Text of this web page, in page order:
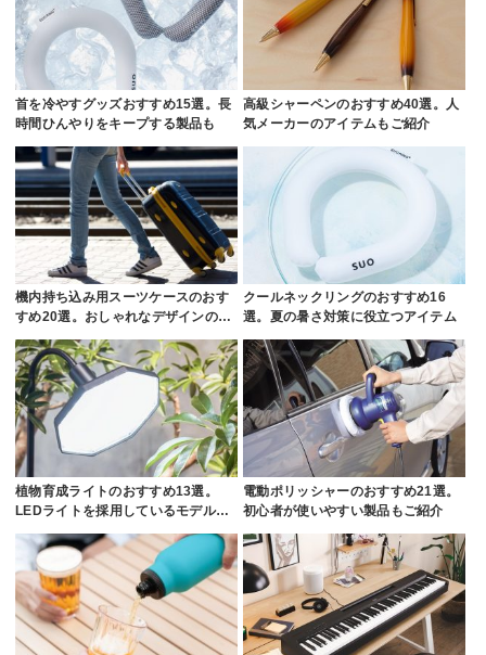
首を冷やすグッズおすすめ15選。長
時間ひんやりをキープする製品も
高級シャーペンのおすすめ40選。人
気メーカーのアイテムもご紹介
機内持ち込み用スーツケースのおす
すめ20選。おしゃれなデザインの…
クールネックリングのおすすめ16
選。夏の暑さ対策に役立つアイテム
植物育成ライトのおすすめ13選。
LEDライトを採用しているモデル…
電動ポリッシャーのおすすめ21選。
初心者が使いやすい製品もご紹介